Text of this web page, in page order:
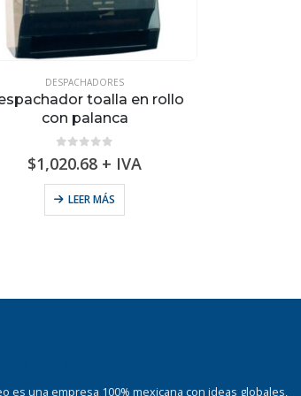
INSTITUCIONALES,QUÍMICOS
DESPACHADORES
toalla en rollo
con palanca
$1,020.68 + IVA
LEER MÁS
es una empresa 100% mexicana con ideas globales,